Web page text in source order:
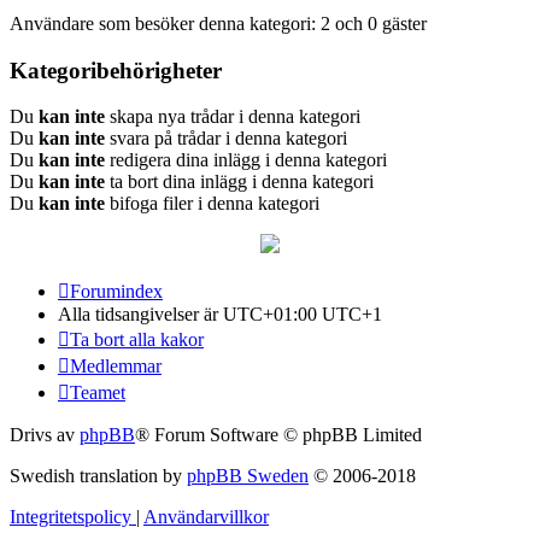
Användare som besöker denna kategori: 2 och 0 gäster
Kategoribehörigheter
Du kan inte skapa nya trådar i denna kategori
Du kan inte svara på trådar i denna kategori
Du kan inte redigera dina inlägg i denna kategori
Du kan inte ta bort dina inlägg i denna kategori
Du kan inte bifoga filer i denna kategori
Forumindex
Alla tidsangivelser är UTC+01:00 UTC+1
Ta bort alla kakor
Medlemmar
Teamet
Drivs av phpBB® Forum Software © phpBB Limited
Swedish translation by phpBB Sweden © 2006-2018
Integritetspolicy Användarvillkor